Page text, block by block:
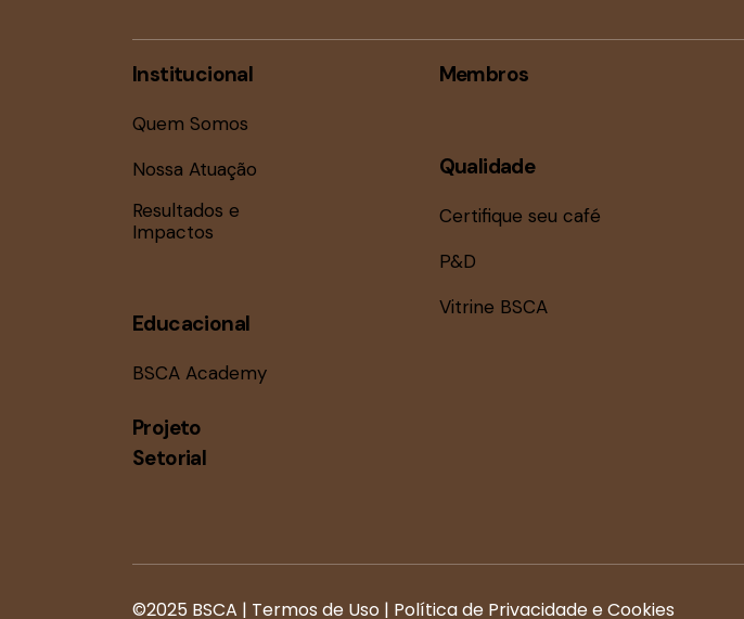
Institucional
Quem Somos
Nossa Atuação
Resultados e
Impactos
Educacional
BSCA Academy
Projeto
Setorial
Membros
Qualidade
Certifique seu café
P&D
Vitrine BSCA
©2025 BSCA | Termos de Uso | Política de Privacidade e Cookies